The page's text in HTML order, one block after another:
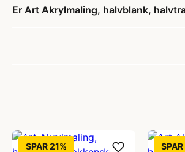
Er Art Akrylmaling, halvblank,
SPAR 21%